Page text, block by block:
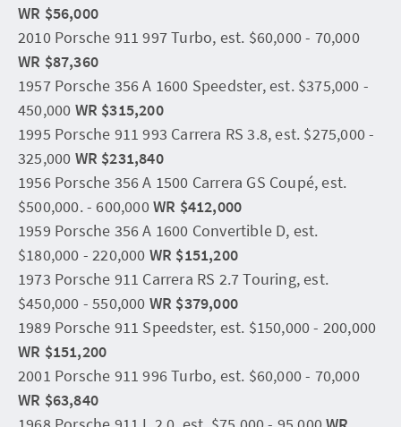
WR $56,000
2010 Porsche 911 997 Turbo, est. $60,000 - 70,000
WR $87,360
1957 Porsche 356 A 1600 Speedster, est. $375,000 -
450,000 WR $315,200
1995 Porsche 911 993 Carrera RS 3.8, est. $275,000 -
325,000 WR $231,840
1956 Porsche 356 A 1500 Carrera GS Coupé, est.
$500,000. - 600,000WR $412,000
1959 Porsche 356 A 1600 Convertible D, est.
$180,000 - 220,000 WR $151,200
1973 Porsche 911 Carrera RS 2.7 Touring, est.
$450,000 - 550,000 WR $379,000
1989 Porsche 911 Speedster, est. $150,000 - 200,000
WR $151,200
2001 Porsche 911 996 Turbo, est. $60,000 - 70,000
WR $63,840